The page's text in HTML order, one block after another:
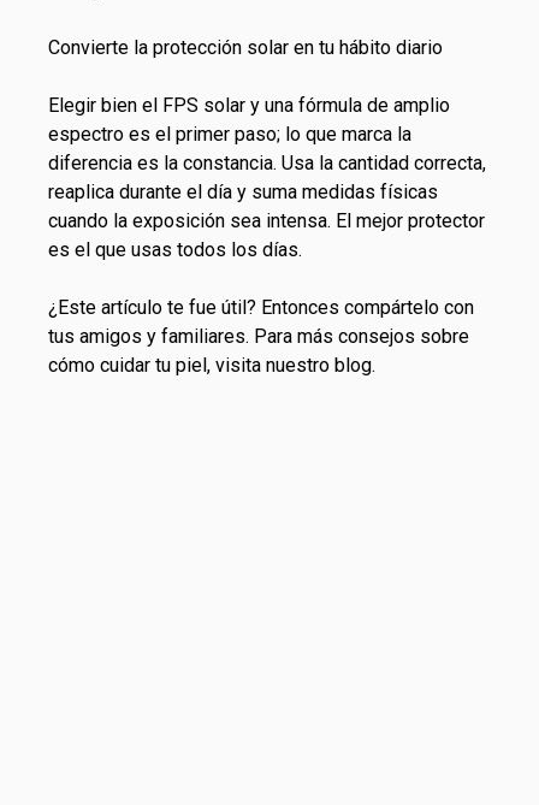
Convierte la protección solar en tu hábito diario
Elegir bien el FPS solar y una fórmula de amplio
espectro es el primer paso; lo que marca la
diferencia es la constancia. Usa la cantidad correcta,
reaplica durante el día y suma medidas físicas
cuando la exposición sea intensa. El mejor protector
es el que usas todos los días.
¿Este artículo te fue útil? Entonces compártelo con
tus amigos y familiares. Para más consejos sobre
cómo cuidar tu piel, visita nuestro blog.